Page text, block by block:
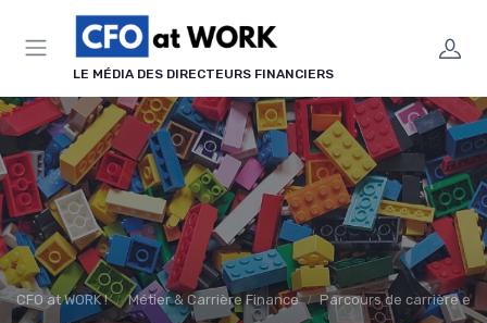
LE MÉDIA DES DIRECTEURS FINANCIERS
CFO at WORK ! Métier & Carrière Finance Parcours de carrière en
Panneau de gestion des cookies